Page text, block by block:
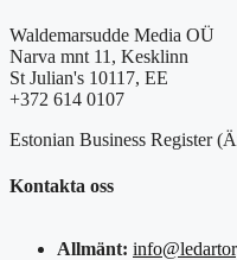
Waldemarsudde Media OÜ
Narva mnt 11, Kesklinn
St Julian's 10117, EE
+372 614 0107
Estonian Business Register
Kontakta oss
Allmänt: